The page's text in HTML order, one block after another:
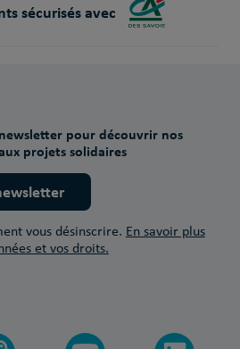
sécurisés avec
pour découvrir nos
projets solidaires
vous désinscrire. En savoir plus
et vos droits.